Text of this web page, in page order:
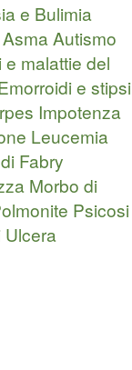
e Bulimia
AsmaAutismo
e malattie del
e stipsi
Impotenza
Leucemia
Fabry
Morbo di
Psicosi
Ulcera